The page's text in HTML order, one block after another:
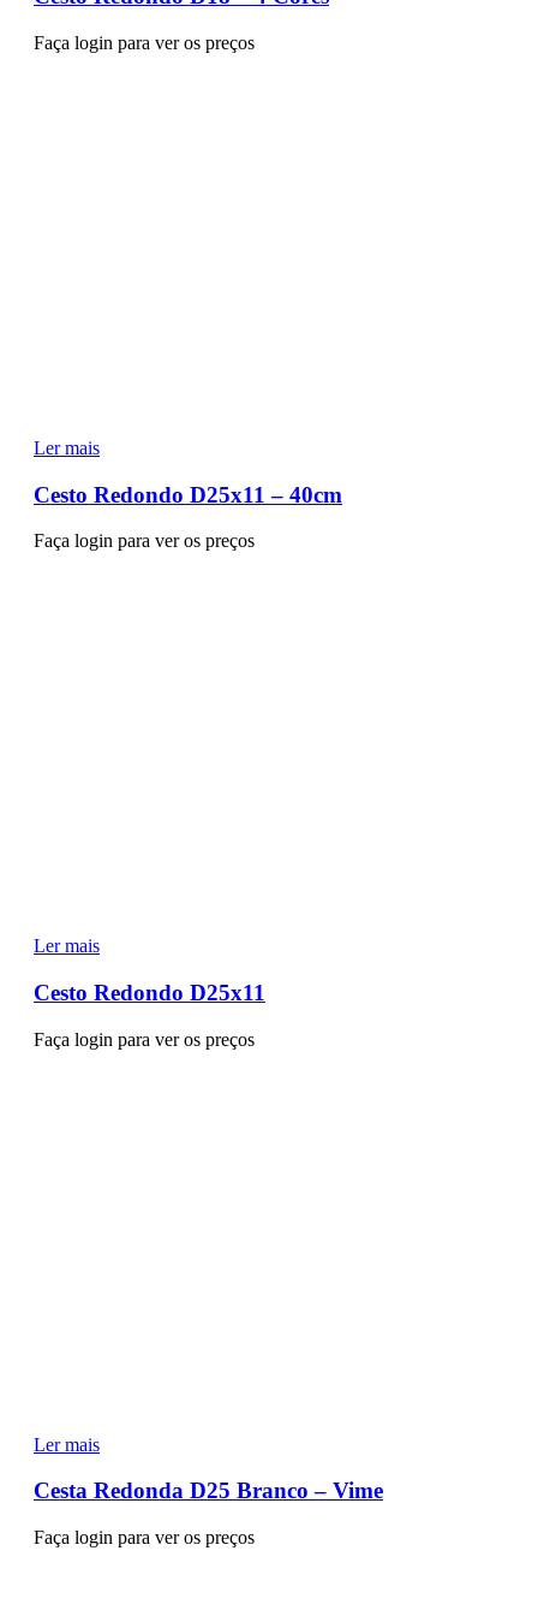
Faça login para ver os preços
Ler mais
Cesto Redondo D25x11 – 40cm
Faça login para ver os preços
Ler mais
Cesto Redondo D25x11
Faça login para ver os preços
Ler mais
Cesta Redonda D25 Branco – Vime
Faça login para ver os preços